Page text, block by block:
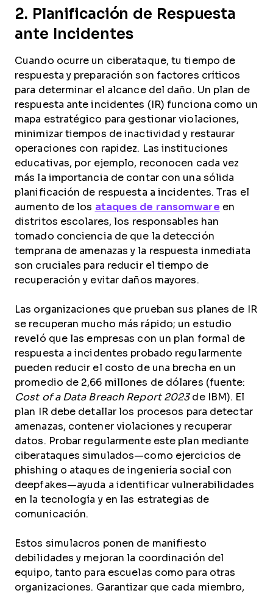
2. Planificación de Respuesta
ante Incidentes
Cuando ocurre un ciberataque, tu tiempo de
respuesta y preparación son factores críticos
para determinar el alcance del daño. Un plan de
respuesta ante incidentes (IR) funciona como un
mapa estratégico para gestionar violaciones,
minimizar tiempos de inactividad y restaurar
operaciones con rapidez. Las instituciones
educativas, por ejemplo, reconocen cada vez
más la importancia de contar con una sólida
planificación de respuesta a incidentes. Tras el
aumento de los ataques de ransomware en
distritos escolares, los responsables han
tomado conciencia de que la detección
temprana de amenazas y la respuesta inmediata
son cruciales para reducir el tiempo de
recuperación y evitar daños mayores.
Las organizaciones que prueban sus planes de IR
se recuperan mucho más rápido; un estudio
reveló que las empresas con un plan formal de
respuesta a incidentes probado regularmente
pueden reducir el costo de una brecha en un
promedio de 2,66 millones de dólares (fuente:
Cost of a Data Breach Report 2023de IBM). El
plan IR debe detallar los procesos para detectar
amenazas, contener violaciones y recuperar
datos. Probar regularmente este plan mediante
ciberataques simulados—como ejercicios de
phishing o ataques de ingeniería social con
deepfakes—ayuda a identificar vulnerabilidades
en la tecnología y en las estrategias de
comunicación.
Estos simulacros ponen de manifiesto
debilidades y mejoran la coordinación del
equipo, tanto para escuelas como para otras
organizaciones. Garantizar que cada miembro,